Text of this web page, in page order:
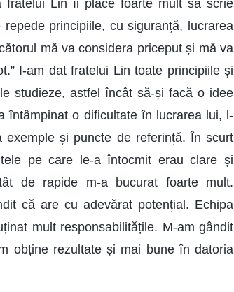
fratelui Lin îi place foarte mult să scrie
principiile, cu siguranță, lucrarea
mă va considera priceput și mă va
I-am dat fratelui Lin toate principiile și
studieze, astfel încât să-și facă o idee
întâmpinat o dificultate în lucrarea lui, l-
și puncte de referință. În scurt
pe care le-a întocmit erau clare și
de rapide m-a bucurat foarte mult.
că are cu adevărat potențial. Echipa
mult responsabilitățile. M-am gândit
obține rezultate și mai bune în datoria